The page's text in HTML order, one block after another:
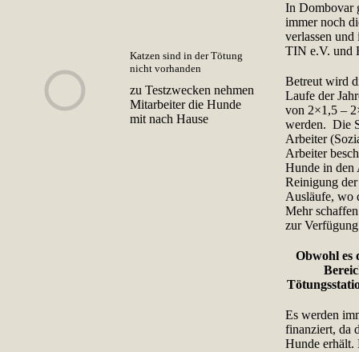
Katzen sind in der Tötung
nicht vorhanden
zu Testzwecken nehmen
Mitarbeiter die Hunde
mit nach Hause
In Dombovar
immer noch
verlassen
TIN e.V. und
Betreut wird
Laufe der
von 2×1,5 –
werden. Die
Arbeiter
Arbeiter
Hunde in den
Reinigung
Ausläufe, wo
Mehr
zur
Obwohl es
Es werden
finanziert, da
Hunde